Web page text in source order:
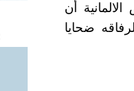
أن
ضحايا